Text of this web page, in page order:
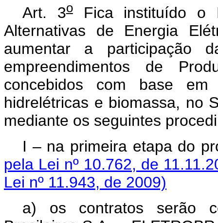
Art. 3oFica instituído o
Alternativas de Energia
aumentar a participação
empreendimentos de
concebidos com base em
hidrelétricas e biomassa, no
mediante os seguintes
I – na primeira
pela Lei nº 10.762, de
Lei nº 11.943, de 2009)
a) os contratos serão